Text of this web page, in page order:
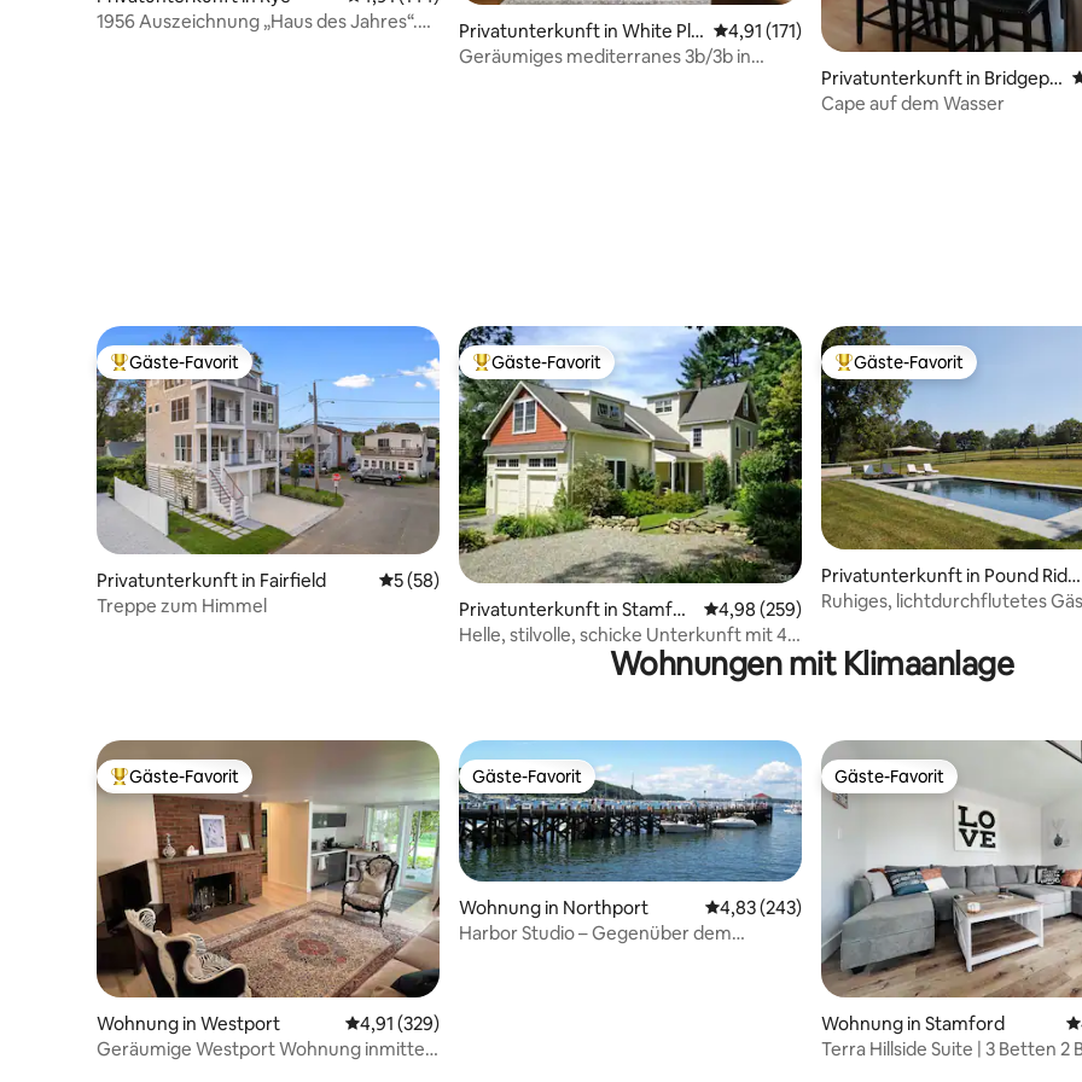
1956 Auszeichnung „Haus des Jahres“.
Privatunterkunft in White Plai
ns
Durchschnittliche Bewertung: 4,91 von 5,
4,91 (171)
Geräumiges mediterranes 3b/3b in
Privatunterkunft in Bridgepo
rt
Cape auf dem Wasser
Beliebter Gäste-Favorit.
Gäste-Favorit
Privatunterkunft in Fairfield Durchschnittliche Bewertung: 5 von 5, 58 Bewertungen
5 (58)
Treppe zum Himmel
Beliebter Gäste-Favorit.
Gäste-Favorit
Privatunterkunft in Stamfor
d
Durchschnittliche Bewertung: 4,98 von 5,
4,98 (259)
Helle, stilvolle, schicke Unterkunft mit 4
Schlafzimmern und 4 Bädern
Beliebter Gäste-Favorit.
Gäste-Favorit
Privatunterkunft in Pound Ridg
e
Ruhiges, lichtdurchflutetes
Wohnungen mit Klimaanlage
Beliebter Gäste-Favorit.
Gäste-Favorit
Wohnung in Westport Durchschnittliche Bewertung: 4,91 von 5, 329 Bewertungen
4,91 (329)
Geräumige Westport Wohnung inmitten
Gäste-Favorit
Gäste-Favorit
Wohnung in Northport Durchschnittliche Bewertung: 4,83 von 5,
4,83 (243)
Harbor Studio – Gegenüber dem
Gäste-Favorit
Gäste-Favorit
Wohnung in Stamford
Terra Hillside Suite | 3 Betten 2